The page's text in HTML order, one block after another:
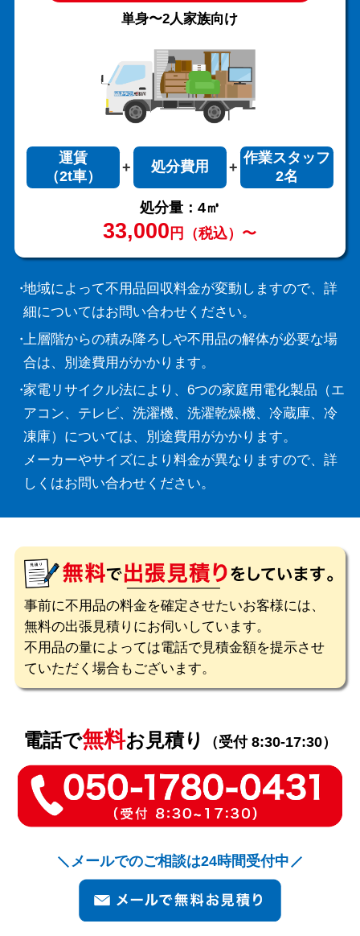
単身〜2人家族向け
運賃
（2t車）
処分費用
作業スタッフ
2名
処分量：4㎥
33,000 円（税込）〜
地域によって不用品回収料金が変動しますので、詳
細についてはお問い合わせください。
上層階からの積み降ろしや不用品の解体が必要な場
合は、別途費用がかかります。
家電リサイクル法により、6つの家庭用電化製品（エ
アコン、テレビ、洗濯機、洗濯乾燥機、冷蔵庫、冷
凍庫）については、別途費用がかかります。
メーカーやサイズにより料金が異なりますので、詳
しくはお問い合わせください。
事前に不用品の料金を確定させたいお客様には、
無料の出張見積りにお伺いしています。
不用品の量によっては電話で見積金額を提示させ
ていただく場合もございます。
電話で無料お見積り （受付 8:30-17:30）
メールでのご相談は24時間受付中